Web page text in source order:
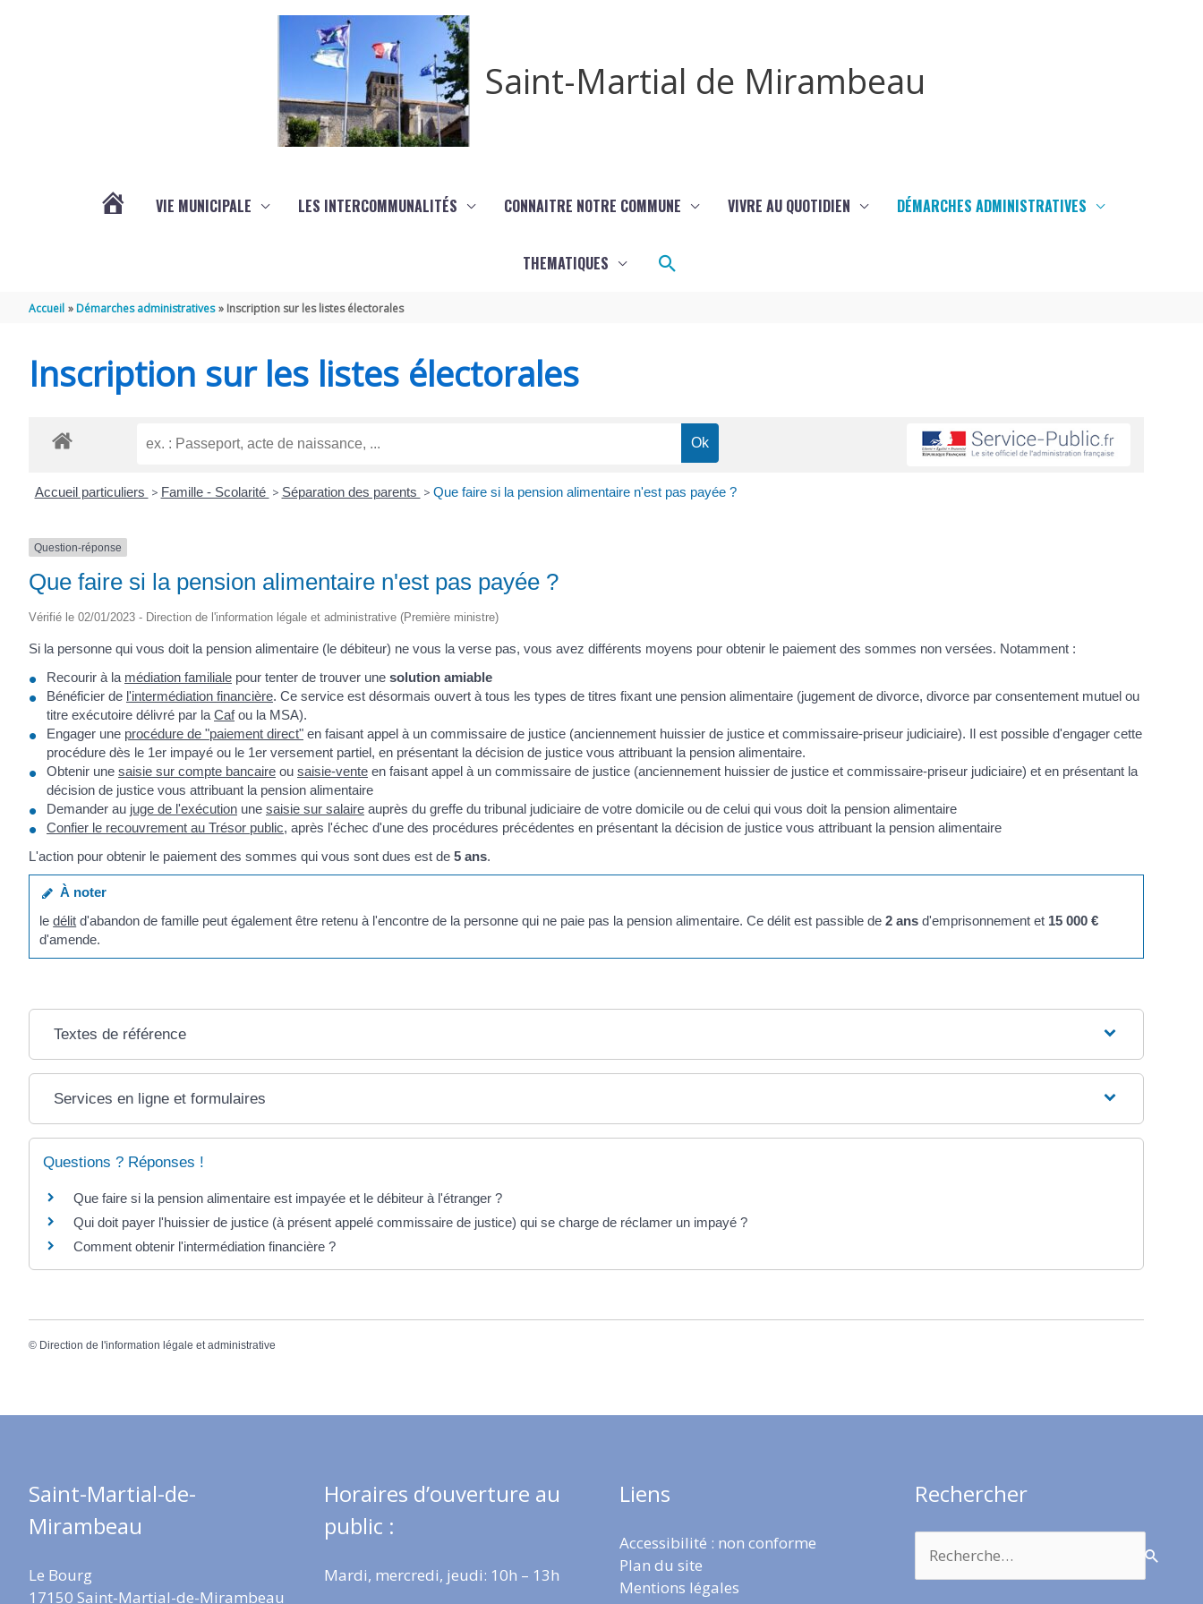
Saint-Martial de Mirambeau
VIE MUNICIPALE LES INTERCOMMUNALITÉS CONNAITRE NOTRE COMMUNE VIVRE AU QUOTIDIEN DÉMARCHES ADMINISTRATIVES
THEMATIQUES Rechercher
Accueil Démarches administratives Inscription sur les listes électorales
Inscription sur les listes électorales
Accueil particuliers > Famille - Scolarité > Séparation des parents > Que faire si la pension alimentaire n'est pas payée ?
Question-réponse
Que faire si la pension alimentaire n'est pas payée ?
Vérifié le 02/01/2023 - Direction de l'information légale et administrative (Première ministre)
Si la personne qui vous doit la pension alimentaire (le débiteur) ne vous la verse pas, vous avez différents moyens pour obtenir le paiement des sommes non versées. Notamment :
Recourir à la médiation familiale pour tenter de trouver une solution amiable
Bénéficier de l'intermédiation financière. Ce service est désormais ouvert à tous les types de titres fixant une pension alimentaire (jugement de divorce, divorce par consentement mutuel ou
titre exécutoire délivré par la Cafou la MSA).
Engager une procédure de "paiement direct" en faisant appel à un commissaire de justice (anciennement huissier de justice et commissaire-priseur judiciaire). Il est possible d'engager cette
procédure dès le 1er impayé ou le 1er versement partiel, en présentant la décision de justice vous attribuant la pension alimentaire.
Obtenir une saisie sur compte bancaire ou saisie-vente en faisant appel à un commissaire de justice (anciennement huissier de justice et commissaire-priseur judiciaire) et en présentant la
décision de justice vous attribuant la pension alimentaire
Demander au juge de l'exécution une saisie sur salaire auprès du greffe du tribunal judiciaire de votre domicile ou de celui qui vous doit la pension alimentaire
Confier le recouvrement au Trésor public, après l'échec d'une des procédures précédentes en présentant la décision de justice vous attribuant la pension alimentaire
L'action pour obtenir le paiement des sommes qui vous sont dues est de 5 ans.
À noter
ledélit d'abandon de famille peut également être retenu à l'encontre de la personne qui ne paie pas la pension alimentaire. Ce délit est passible de2 ans d'emprisonnement et 15 000 €
d'amende.
Textes de référence
Services en ligne et formulaires
Questions ? Réponses !
Que faire si la pension alimentaire est impayée et le débiteur à l'étranger ?
Qui doit payer l'huissier de justice (à présent appelé commissaire de justice) qui se charge de réclamer un impayé ?
Comment obtenir l'intermédiation financière ?
© Direction de l'information légale et administrative
Saint-Martial-de-
Mirambeau
Le Bourg
17150 Saint-Martial-de-Mirambeau
Horaires d’ouverture au
public :
Mardi, mercredi, jeudi: 10h – 13h
Liens
Accessibilité : non conforme
Plan du site
Mentions légales
Rechercher